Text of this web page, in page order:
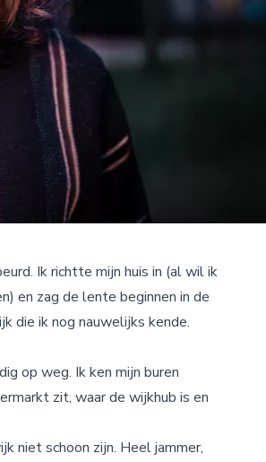
Ik richtte mijn huis in (al wil ik
en zag de lente beginnen in de
die ik nog nauwelijks kende.
op weg. Ik ken mijn buren
zit, waar de wijkhub is en
niet schoon zijn. Heel jammer,